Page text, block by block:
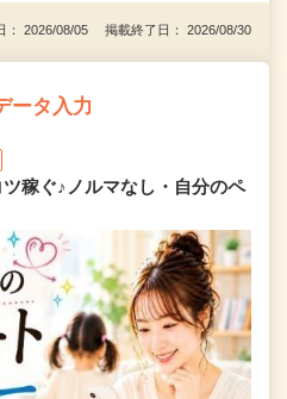
： 2026/08/05 掲載終了日： 2026/08/30
ータ入力
稼ぐ♪ノルマなし・自分のペ